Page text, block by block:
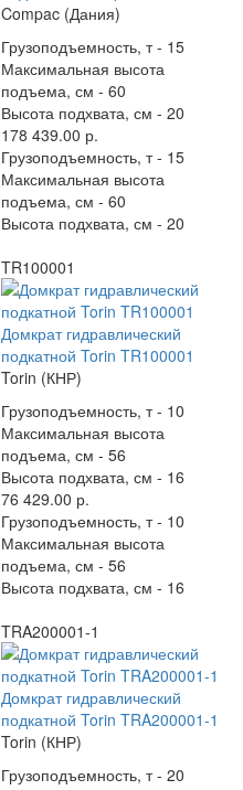
Compac (Дания)
Грузоподъемность, т - 15
Максимальная высота
подъема, см - 60
Высота подхвата, см - 20
178 439.00 р.
Грузоподъемность, т - 15
Максимальная высота
подъема, см - 60
Высота подхвата, см - 20
TR100001
Домкрат гидравлический
подкатной Torin TR100001
Torin (КНР)
Грузоподъемность, т - 10
Максимальная высота
подъема, см - 56
Высота подхвата, см - 16
76 429.00 р.
Грузоподъемность, т - 10
Максимальная высота
подъема, см - 56
Высота подхвата, см - 16
TRA200001-1
Домкрат гидравлический
подкатной Torin TRA200001-1
Torin (КНР)
Грузоподъемность, т - 20